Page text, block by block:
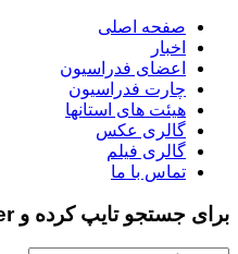
صفحه اصلی
اخبار
اعضای فدراسیون
چارت فدراسیون
هیئت های استانها
گالری عکس
گالری فیلم
تماس با ما
برای جستجو تایپ کرده و Enter را بزنید